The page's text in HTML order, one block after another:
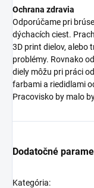
Ochrana zdravia
Odporúčame pri
dýchacích ciest.
3D print dielov, alebo
problémy. Rovnako
diely môžu pri práci
farbami a riedidlami
Pracovisko by malo
Dodatočné
Kategória: